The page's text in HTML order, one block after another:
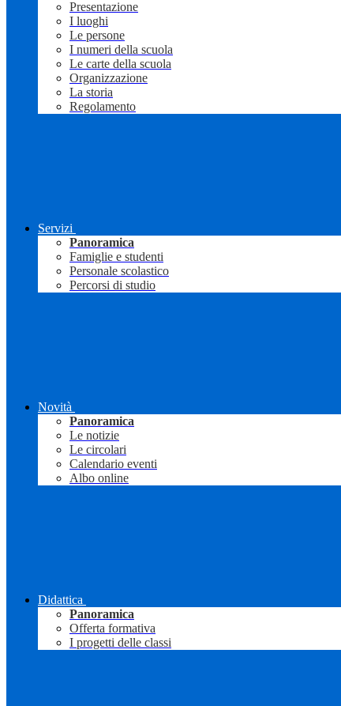
Presentazione
I luoghi
Le persone
I numeri della scuola
Le carte della scuola
Organizzazione
La storia
Regolamento
Servizi
Panoramica
Famiglie e studenti
Personale scolastico
Percorsi di studio
Novità
Panoramica
Le notizie
Le circolari
Calendario eventi
Albo online
Didattica
Panoramica
Offerta formativa
I progetti delle classi